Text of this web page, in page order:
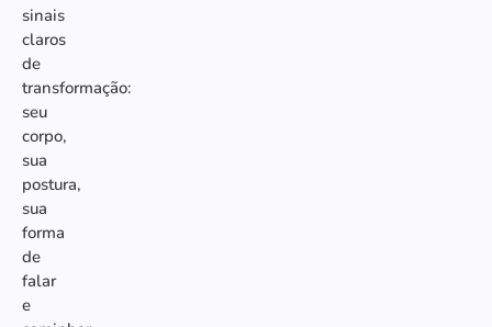
sinais
claros
de
transformação:
seu
corpo,
sua
postura,
sua
forma
de
falar
e